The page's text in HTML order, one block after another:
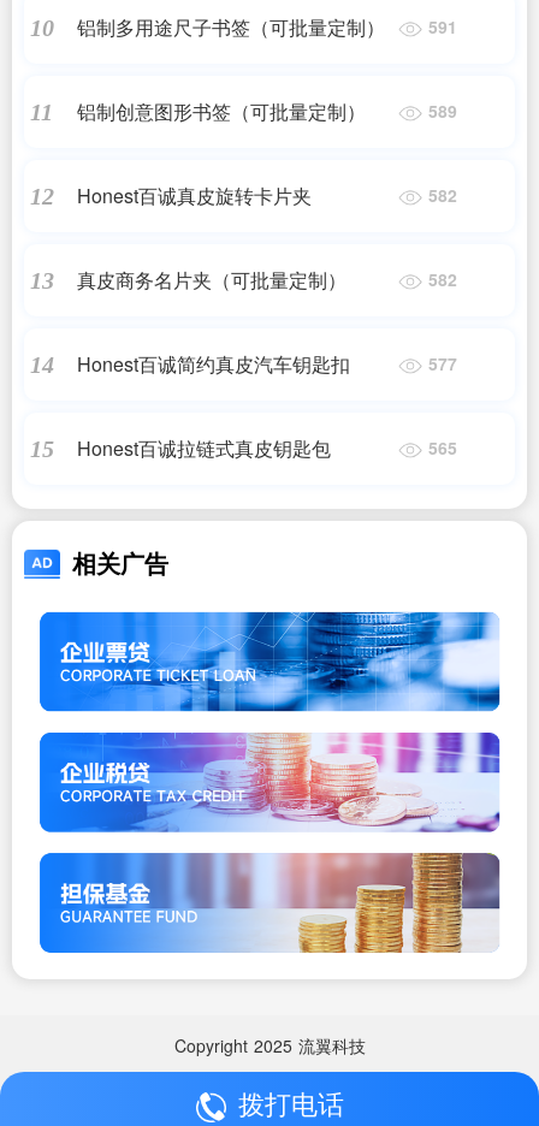
10 铝制多用途尺子书签（可批量定制） 591
11 铝制创意图形书签（可批量定制） 589
12 Honest百诚真皮旋转卡片夹 582
13 真皮商务名片夹（可批量定制） 582
14 Honest百诚简约真皮汽车钥匙扣 577
15 Honest百诚拉链式真皮钥匙包 565
相关广告
Copyright 2025 流翼科技
拨打电话
Copyright 2025 流翼科技